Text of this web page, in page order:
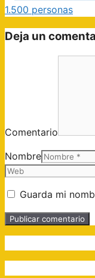
1.500 personas
Deja un
Comentario
Nombre
Guarda mi